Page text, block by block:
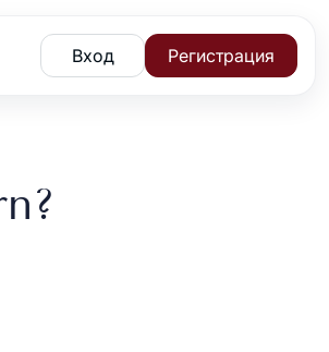
Вход Регистрация